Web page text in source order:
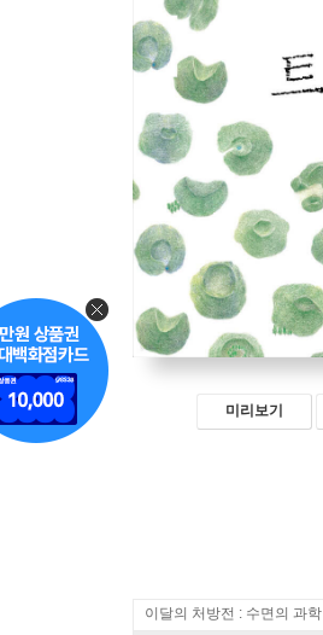
미리보기
이달의 처방전 : 수면의 과학